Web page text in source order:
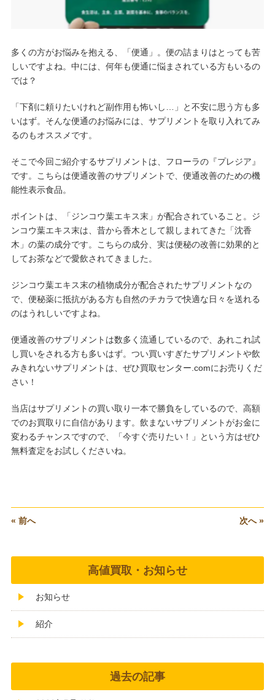
多くの方がお悩みを抱える、「便通」。便の詰まりはとっても苦
しいですよね。中には、何年も便通に悩まされている方もいるの
では？
「下剤に頼りたいけれど副作用も怖いし…」と不安に思う方も多
いはず。そんな便通のお悩みには、サプリメントを取り入れてみ
るのもオススメです。
そこで今回ご紹介するサプリメントは、フローラの『プレジア』
です。こちらは便通改善のサプリメントで、便通改善のための機
能性表示食品。
ポイントは、「ジンコウ葉エキス末」が配合されていること。ジ
ンコウ葉エキス末は、昔から香木として親しまれてきた「沈香
木」の葉の成分です。こちらの成分、実は便秘の改善に効果的と
してお茶などで愛飲されてきました。
ジンコウ葉エキス末の植物成分が配合されたサプリメントなの
で、便秘薬に抵抗がある方も自然のチカラで快適な日々を送れる
のはうれしいですよね。
便通改善のサプリメントは数多く流通しているので、あれこれ試
し買いをされる方も多いはず。つい買いすぎたサプリメントや飲
みきれないサプリメントは、ぜひ買取センター.comにお売りくだ
さい！
当店はサプリメントの買い取り一本で勝負をしているので、高額
でのお買取りに自信があります。飲まないサプリメントがお金に
変わるチャンスですので、「今すぐ売りたい！」という方はぜひ
無料査定をお試しくださいね。
« 前へ 次へ »
高値買取・お知らせ
お知らせ
紹介
過去の記事